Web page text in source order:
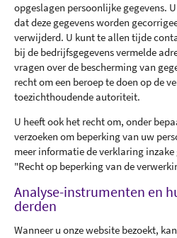
opgeslagen persoonlijke gegevens.
dat deze gegevens worden
verwijderd. U kunt te allen tijde
bij de bedrijfsgegevens vermelde
vragen over de bescherming van
recht om een beroep te doen op de
toezichthoudende autoriteit.
U heeft ook het recht om, onder
verzoeken om beperking van uw
meer informatie de verklaring
"Recht op beperking van de
Analyse-instrumenten en
derden
Wanneer u onze website bezoekt,